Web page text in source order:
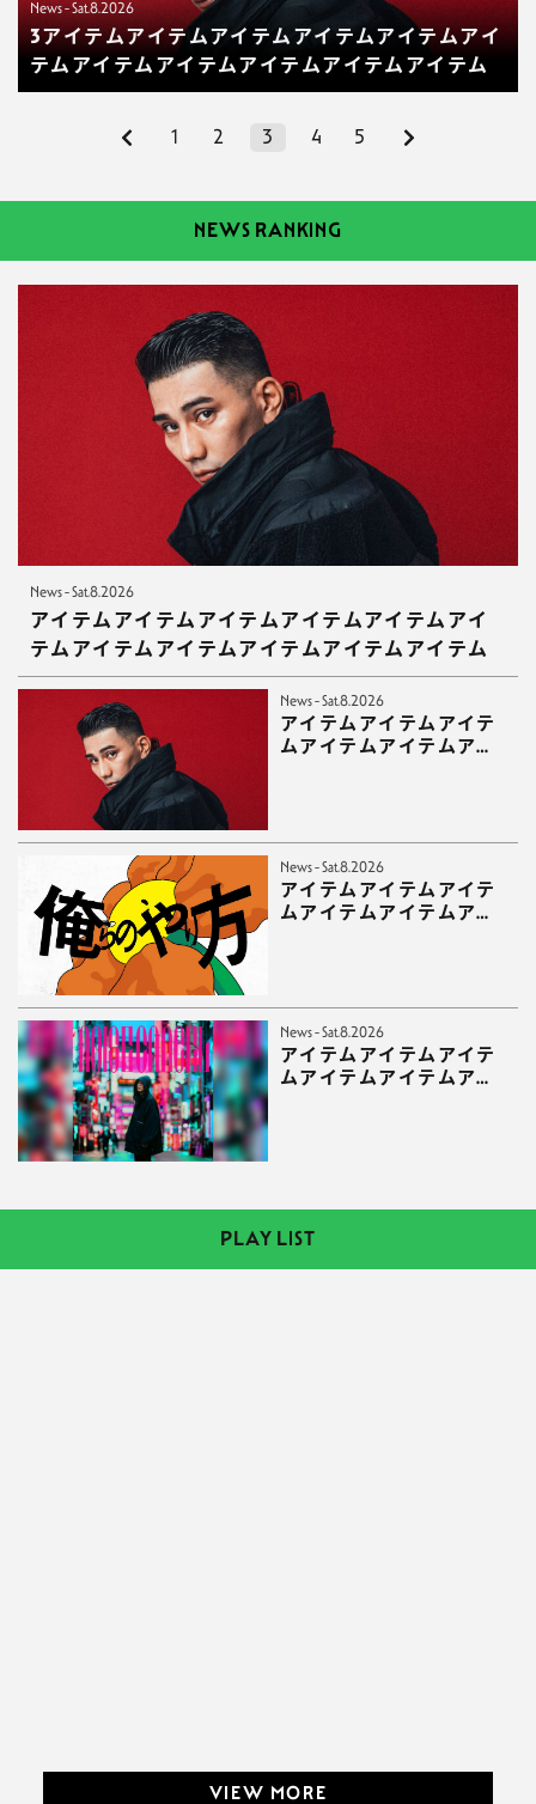
News - Sat.8.2026
3アイテムアイテムアイテムアイテムアイテムアイ
テムアイテムアイテムアイテムアイテムアイテム
1 2 3 4 5
NEWS RANKING
News - Sat.8.2026
アイテムアイテムアイテムアイテムアイテムアイ
テムアイテムアイテムアイテムアイテムアイテム
News - Sat.8.2026
アイテムアイテムアイテ
ムアイテムアイテムアイ
News - Sat.8.2026
アイテムアイテムアイテ
ムアイテムアイテムアイ
News - Sat.8.2026
アイテムアイテムアイテ
ムアイテムアイテムアイ
PLAY LIST
VIEW MORE